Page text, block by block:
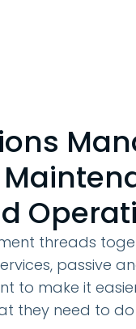
threads
passive
to make it
they need to do